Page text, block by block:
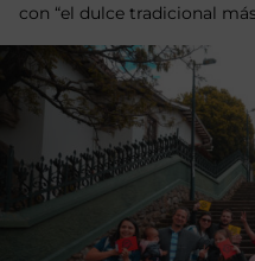
con “el dulce tradicional